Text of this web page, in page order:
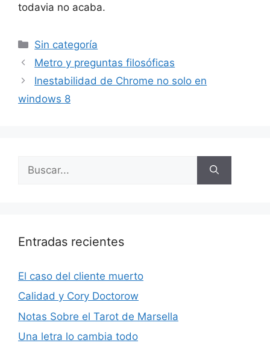
todavia no acaba.
Categorías
Sin categoría
Metro y preguntas filosóficas
Inestabilidad de Chrome no solo en
windows 8
Entradas recientes
El caso del cliente muerto
Calidad y Cory Doctorow
Notas Sobre el Tarot de Marsella
Una letra lo cambia todo